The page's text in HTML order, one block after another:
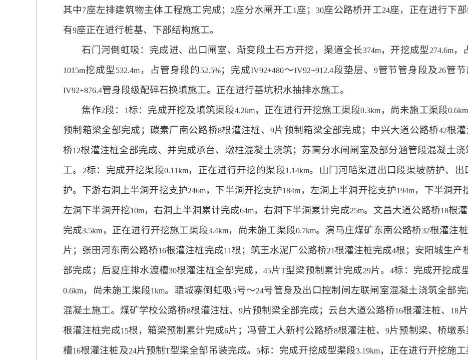
其中7座左排建筑物主体工程施工完成； 2座分水闸开工 1 座；30座公路桥开工24座，正在进行下部
有9座正在进行桩基、下部结构施工。
石门河倒虹吸：完成进、出口闸室、渐变段土石方开挖，渠道全长374m，开挖成型 274.6m，
1015m挖成型 532.4m，占管身段的52.5%；完成IV92+480～IV92+912.4段垫层、 9管节管身段及 26管
IV92+876.4管身段级配碎石换填施工。正在进行基坑积水抽排水施工。
焦作2段： 1标：完成开挖及填筑渠段4.2km，正在进行开挖施工渠段0.3km ，尚未施工渠段0.6km
预制箱梁全部完成；碳素厂南公路桥8根灌注桩、 9片预制箱梁全部完成；中兴大道公路桥42根
桥12根灌注桩全部完成、并完成承台、墩柱混凝土浇筑；苏蔺分水闸闸室及部分涵管段混凝土
工。
2标：完成开挖渠段0.11km，正在进行开挖的渠段1.14km。山门河暗渠进出口段渠坡防护、
护。下游右洞上半洞开挖支护246m，下半洞开挖支护184m ，左洞上半洞开挖支护194m，下半洞开
左洞下半洞开挖10m，右洞上半洞累计完成64m，右洞下半洞累计完成25m。文昌大道公路桥18根
完成3.5km ，正在进行开挖施工渠段3.4km，尚未施工渠段0.7km。演马庄煤矿东南公路桥32根灌注
片；张田河东南公路桥16根灌注桩完成11根；筑王水泥厂公路桥21根灌注桩完成4根；安阳城生产
部完成；后夏庄排水渡槽30根灌注桩全部完成， 45片T型梁预制累计完成29片。4标：完成开挖成
0.6km，尚未施工渠段1km。聩城寨倒虹吸5号～24号管身及出口控制闸左联闸室混凝土浇筑全部
混凝土施工。煤矿学校公路桥8根灌注桩、 9片预制梁全部完成；云台大道公路桥16根灌注桩、 18
根灌注桩完成15根，箱梁预制累计完成6片；冯营工人新村公路桥8根灌注桩、9片预制梁、桥墩
槽16根灌注桩及24片预制T型梁全部吊装完成。 5标：完成开挖成型渠段3.19km，正在进行开挖施工